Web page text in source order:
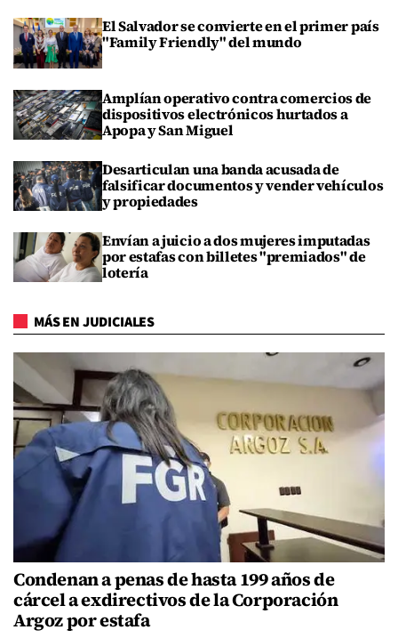
El Salvador se convierte en el primer país
"Family Friendly" del mundo
Amplían operativo contra comercios de
dispositivos electrónicos hurtados a
Apopa y San Miguel
Desarticulan una banda acusada de
falsificar documentos y vender vehículos
y propiedades
Envían a juicio a dos mujeres imputadas
por estafas con billetes "premiados" de
lotería
MÁS EN JUDICIALES
Condenan a penas de hasta 199 años de
cárcel a exdirectivos de la Corporación
Argoz por estafa